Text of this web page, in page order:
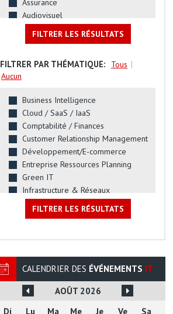
Picardie
Poitou Charentes
Rhone Alpes
Assurance
Audiovisuel
Chimie
Cosmétiques
Edition / Imprimerie
Electronique
Energie & Eau
Enseignement
Grande Distribution
Hôtellerie
Immobilier
Import/Export
Industrie / Production
Internet / e-commerce
Juridique
Location
Management & Stratégie
Marine / Aéronautique
FILTRER LES RÉSULTATS
FILTRER PAR THÉMATIQUE: Tous |
Aucun
Business Intelligence
Cloud / SaaS / IaaS
Comptabilité / Finances
Customer Relationship Management
Développement/E-commerce
Entreprise Ressources Planning
Green IT
Infrastructure & Réseaux
Solutions Métiers
FILTRER LES RÉSULTATS
CALENDRIER DES ÉVÉNEMENTS IT
AOÛT 2026
Di
Lu Ma Me Je Ve Sa